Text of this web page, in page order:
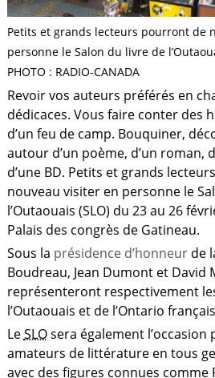
Petits et grands lecteurs pourront de
personne le Salon du livre de
PHOTO : RADIO-CANADA
Revoir vos auteurs préférés en
dédicaces. Vous faire conter des
d’un feu de camp. Bouquiner,
autour d’un poème, d’un roman,
d’une BD. Petits et grands
nouveau visiter en personne le
l’Outaouais (SLO) du 23 au 26
Palais des congrès de Gatineau.
Sous la présidence d’honneurde
Boudreau, Jean Dumont et David
représenteront respectivement
l’Outaouais et de l’Ontario
LeSLOsera également l’occasion
amateurs de littérature en tous
avec des figures connues comme